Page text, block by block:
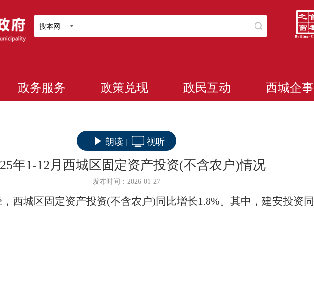
搜本网
政务服务 政策兑现 政民互动 西城企
朗读 | 视听
年1-12月西城区固定资产投资(不含农户)情况
发布时间：2026-01-27
，西城区固定资产投资(不含农户)同比增长1.8%。其中，建安投资